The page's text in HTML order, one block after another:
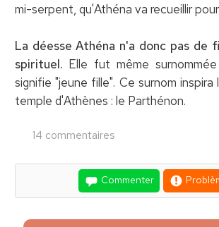
mi-serpent, qu'Athéna va recueillir
La déesse Athéna n'a donc pas de
spirituel. Elle fut même
signifie "jeune fille". Ce surnom inspira
temple d'Athènes : le Parthénon.
14 commentaires
Commenter